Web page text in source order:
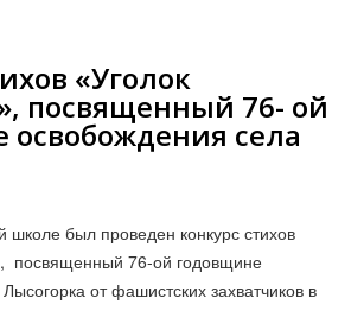
«Уголок
посвященный 76- ой
освобождения села
был проведен конкурс стихов
посвященный 76-ой годовщине
от фашистских захватчиков в